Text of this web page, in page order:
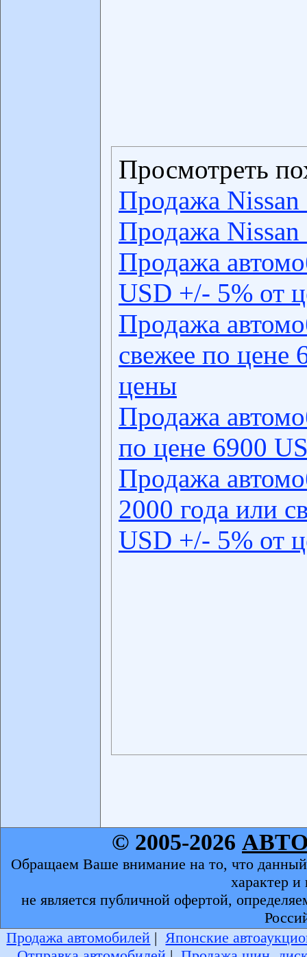
Просмотреть
Продажа
Продажа
Продажа
USD +/- 5% от
Продажа
свежее по цене
цены
Продажа
по цене 6900
Продажа
2000 года или
USD +/- 5% от
© 2005-2026
Обращаем Ваше внимание на то, что
характер
не является публичной офертой,
Продажа автомобилей | Японские